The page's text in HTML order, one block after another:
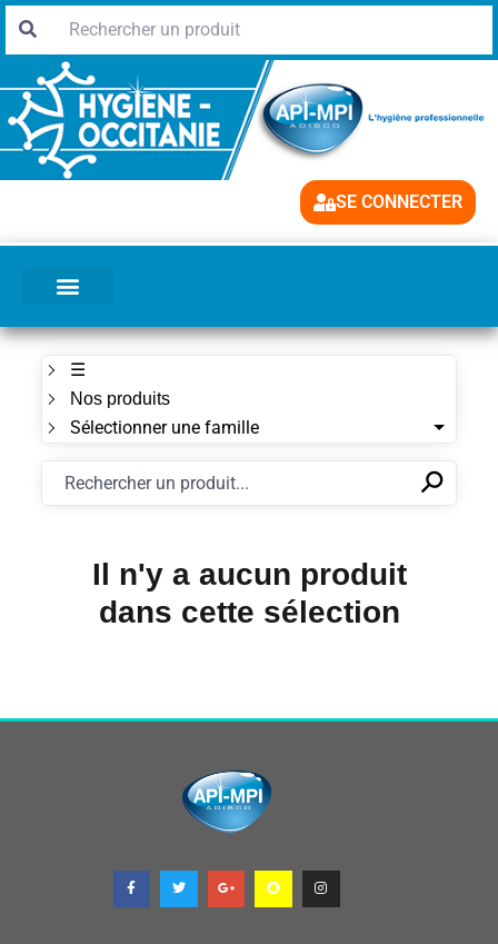
SE CONNECTER
☰
Nos produits
Sélectionner une famille
✕⚲
Il n'y a aucun produit
dans cette sélection